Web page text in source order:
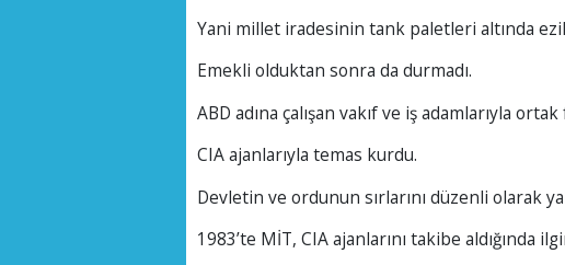
Yani millet iradesinin tank paletleri altında
Emekli olduktan sonra da durmadı.
ABD adına çalışan vakıf ve iş adamlarıyla
CIA ajanlarıyla temas kurdu.
Devletin ve ordunun sırlarını düzenli olarak
1983’te MİT, CIA ajanlarını takibe aldığında